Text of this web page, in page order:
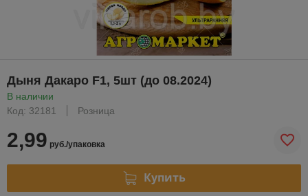
Дыня Дакаро F1, 5шт (до 08.2024)
В наличии
Код: 32181
Розница
2,99 руб./упаковка
Купить